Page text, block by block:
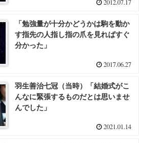
2012.07.17
「勉強量が十分かどうかは駒を動か
す指先の人指し指の爪を見ればすぐ
分かった」
2017.06.27
羽生善治七冠（当時）「結婚式がこ
んなに緊張するものだとは思いませ
んでした」
2021.01.14